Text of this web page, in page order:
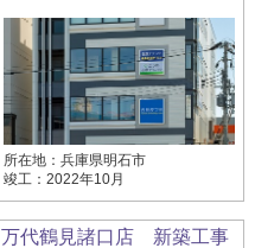
所在地：兵庫県明石市
竣工：2022年10月
万代鶴見諸口店 新築工事